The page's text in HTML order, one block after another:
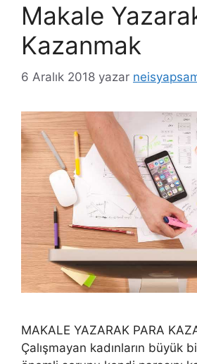
Makale
Kazanmak
6 Aralık 2018 yazar
MAKALE YAZARAK PARA
Çalışmayan kadınların büyük